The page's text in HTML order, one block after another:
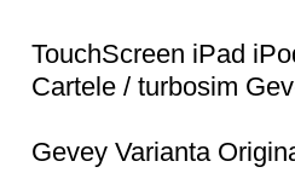
TouchScreen iPad
Cartele / turbosim
Gevey Varianta